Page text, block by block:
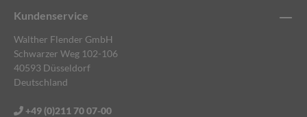
Kundenservice
Walther Flender GmbH
Schwarzer Weg 102-106
40593 Düsseldorf
Deutschland
+49 (0)211 70 07-00